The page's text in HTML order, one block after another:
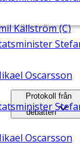
Källström (C)
Oscarsson
Oscarsson
Protokoll från
debatten